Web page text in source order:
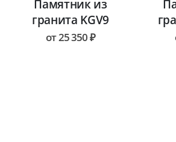
Памятник из
гранита KGV9
от25 350₽